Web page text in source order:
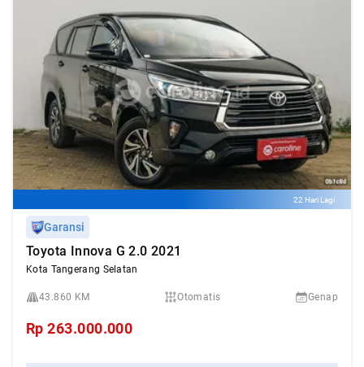
22 Hari Lagi
Garansi
Toyota Innova G 2.0 2021
Kota Tangerang Selatan
43.860 KM Otomatis Genap
Rp263.000.000